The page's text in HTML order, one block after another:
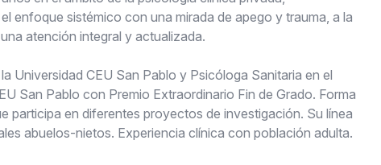
enfoque sistémico con una mirada de apego y trauma, a la
atención integral y actualizada.
Universidad CEU San Pablo y Psicóloga Sanitaria en el
San Pablo con Premio Extraordinario Fin de Grado. Forma
participa en diferentes proyectos de investigación. Su línea
abuelos-nietos. Experiencia clínica con población adulta.